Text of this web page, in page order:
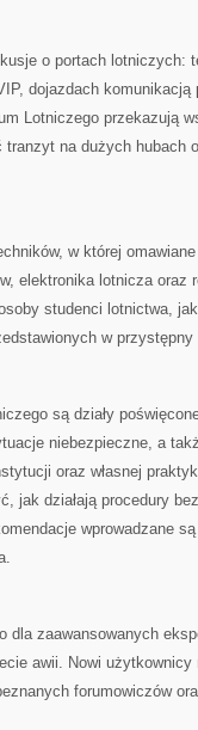
o portach lotniczych:
dojazdach
Lotniczego przekazują
na dużych hubach
w której
elektronika lotnicza oraz
studenci lotnictwa,
w przystępny
są działy
niebezpieczne, a
oraz własnej
jak działają procedury
wprowadzane
dla zaawansowanych
awii. Nowi
forumowiczów